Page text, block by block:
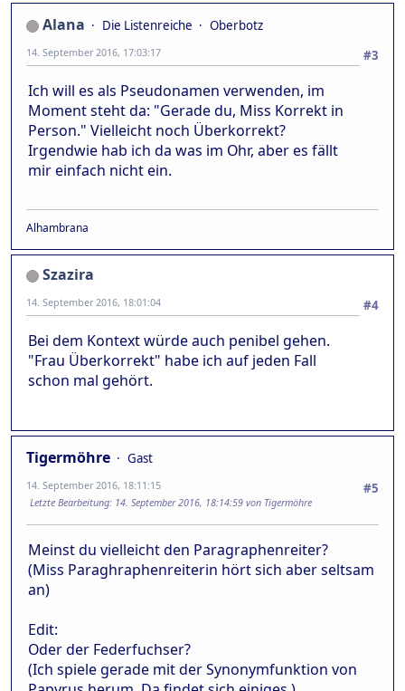
Alana Die Listenreiche
Oberbotz
#3
14. September 2016, 17:03:17
Ich will es als Pseudonamen verwenden, im
Moment steht da: "Gerade du, Miss Korrekt in
Person." Vielleicht noch Überkorrekt?
Irgendwie hab ich da was im Ohr, aber es fällt
mir einfach nicht ein.
Alhambrana
Szazira
#4
14. September 2016, 18:01:04
Bei dem Kontext würde auch penibel gehen.
"Frau Überkorrekt" habe ich auf jeden Fall
schon mal gehört.
Tigermöhre
Gast
#5
14. September 2016, 18:11:15
Letzte Bearbeitung: 14. September 2016, 18:14:59 von Tigermöhre
Meinst du vielleicht den Paragraphenreiter?
(Miss Paraghraphenreiterin hört sich aber seltsam
an)
Edit:
Oder der Federfuchser?
(Ich spiele gerade mit der Synonymfunktion von